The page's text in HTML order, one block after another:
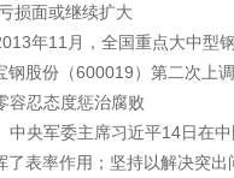
损面或继续扩大
年11月，全国重点大中型
股份（600019）第二次上
容忍态度惩治腐败
中央军委主席习近平14日在
了表率作用；坚持以解决突